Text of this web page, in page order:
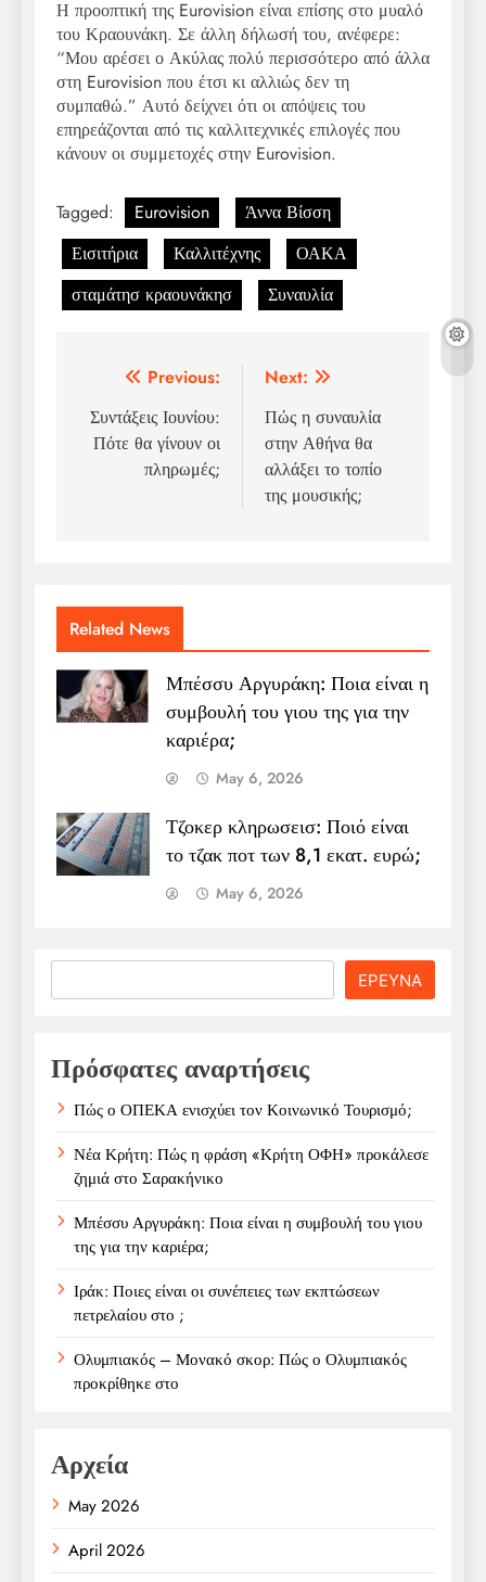
Η προοπτική της Eurovision είναι επίσης στο μυαλό
του Κραουνάκη. Σε άλλη δήλωσή του, ανέφερε:
“Μου αρέσει ο Ακύλας πολύ περισσότερο από άλλα
στη Eurovision που έτσι κι αλλιώς δεν τη
συμπαθώ.” Αυτό δείχνει ότι οι απόψεις του
επηρεάζονται από τις καλλιτεχνικές επιλογές που
κάνουν οι συμμετοχές στην Eurovision.
Tagged: Eurovision
Άννα Βίσση
Εισιτήρια
Καλλιτέχνης
ΟΑΚΑ
σταμάτησ κραουνάκησ
Συναυλία
Post
navigation
Previous:
Συντάξεις Ιουνίου:
Πότε θα γίνουν οι
πληρωμές;
Next:
Πώς η συναυλία
στην Αθήνα θα
αλλάξει το τοπίο
της μουσικής;
Related News
Μπέσσυ Αργυράκη: Ποια είναι η
συμβουλή του γιου της για την
καριέρα;
May 6, 2026
Τζοκερ κληρωσεισ: Ποιό είναι
το τζακ ποτ των 8,1 εκατ. ευρώ;
May 6, 2026
ΕΡΕΥΝΑ
Πρόσφατες αναρτήσεις
Πώς ο ΟΠΕΚΑ ενισχύει τον Κοινωνικό Τουρισμό;
Νέα Κρήτη: Πώς η φράση «Κρήτη ΟΦΗ» προκάλεσε
ζημιά στο Σαρακήνικο
Μπέσσυ Αργυράκη: Ποια είναι η συμβουλή του γιου
της για την καριέρα;
Ιράκ: Ποιες είναι οι συνέπειες των εκπτώσεων
πετρελαίου στο ;
Ολυμπιακός – Μονακό σκορ: Πώς ο Ολυμπιακός
προκρίθηκε στο
Αρχεία
May 2026
April 2026